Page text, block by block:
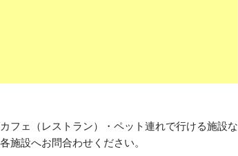
フェ（レストラン）・ペット連れで行ける施設な
施設へお問合わせください。